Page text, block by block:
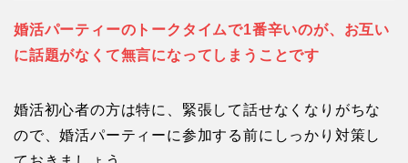
婚活パーティーのトークタイムで1番辛いのが、お互い
に話題がなくて無言になってしまうことです
婚活初心者の方は特に、緊張して話せなくなりがちな
ので、婚活パーティーに参加する前にしっかり対策し